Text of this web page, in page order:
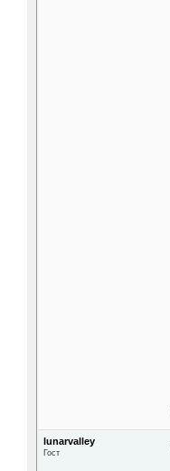
lunarvalley
Гост